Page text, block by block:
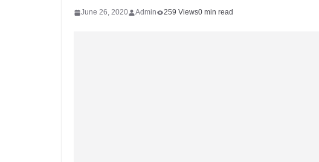
June 26, 2020 Admin 259 Views0 min read